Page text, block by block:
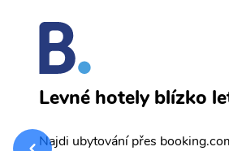
Levné hotely blízko
Najdi ubytování přes